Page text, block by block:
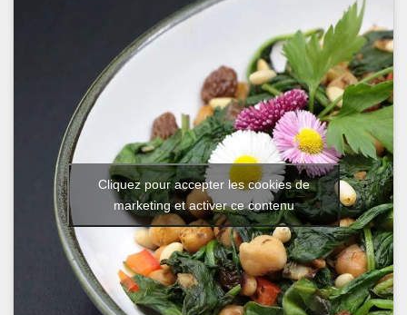
Cliquez pour accepter les cookies de
marketing et activer ce contenu